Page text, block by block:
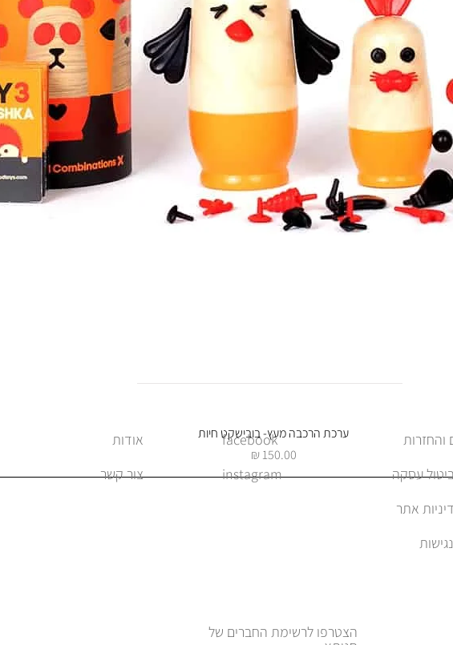
תצוגה מהירה
ערכת הרכבה מעץ- בובישקט חיות
מחיר
אודות
צור קשר
facebook
instagram
עסקה
אתר
הצטרפו לרשימת החברים של